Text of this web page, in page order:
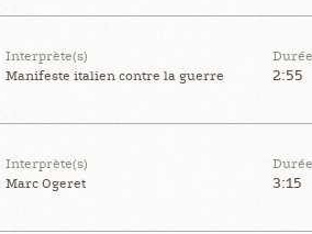
Interprète(s)
Manifeste italien contre la guerre
Durée
2:55
Interprète(s)
Marc Ogeret
Durée
3:15